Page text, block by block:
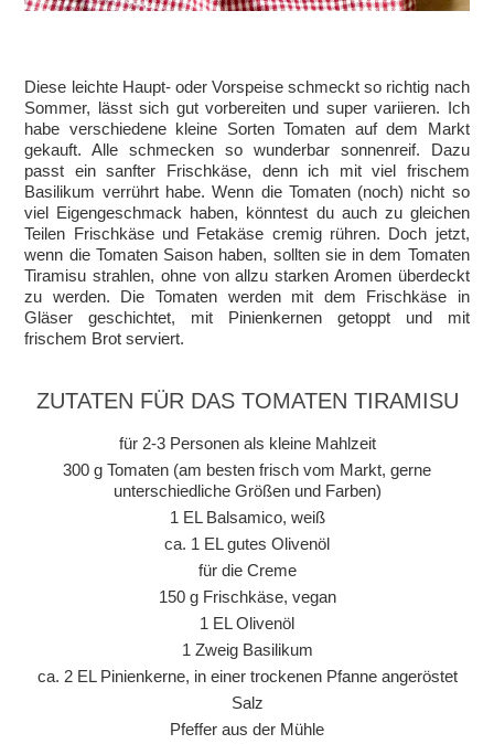
Diese leichte Haupt- oder Vorspeise schmeckt so richtig nach
Sommer, lässt sich gut vorbereiten und super variieren. Ich
habe verschiedene kleine Sorten Tomaten auf dem Markt
gekauft. Alle schmecken so wunderbar sonnenreif. Dazu
passt ein sanfter Frischkäse, denn ich mit viel frischem
Basilikum verrührt habe. Wenn die Tomaten (noch) nicht so
viel Eigengeschmack haben, könntest du auch zu gleichen
Teilen Frischkäse und Fetakäse cremig rühren. Doch jetzt,
wenn die Tomaten Saison haben, sollten sie in dem Tomaten
Tiramisu strahlen, ohne von allzu starken Aromen überdeckt
zu werden. Die Tomaten werden mit dem Frischkäse in
Gläser geschichtet, mit Pinienkernen getoppt und mit
frischem Brot serviert.
ZUTATEN FÜR DAS TOMATEN TIRAMISU
für 2-3 Personen als kleine Mahlzeit
300 g Tomaten (am besten frisch vom Markt, gerne
unterschiedliche Größen und Farben)
1 EL Balsamico, weiß
ca. 1 EL gutes Olivenöl
für die Creme
150 g Frischkäse, vegan
1 EL Olivenöl
1 Zweig Basilikum
ca. 2 EL Pinienkerne, in einer trockenen Pfanne angeröstet
Salz
Pfeffer aus der Mühle